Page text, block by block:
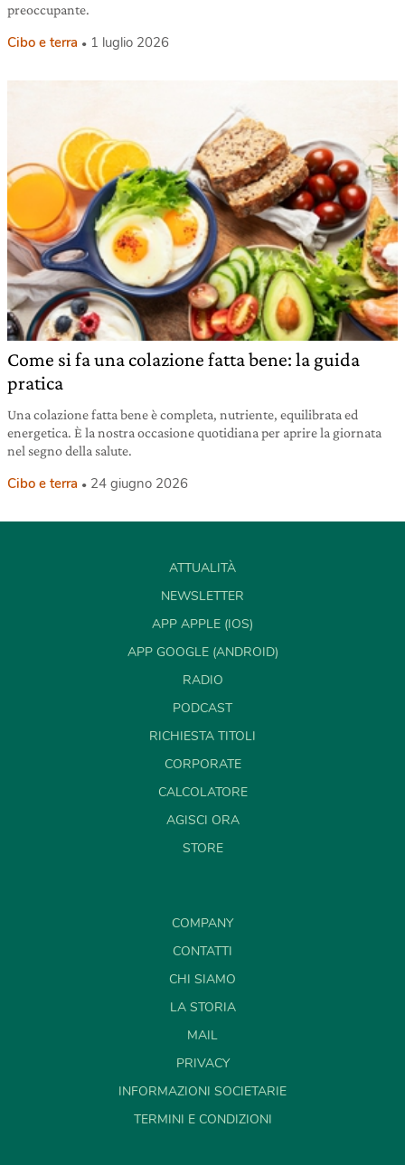
preoccupante.
Cibo e terra 1 luglio 2026
Come si fa una colazione fatta bene: la guida
pratica
Una colazione fatta bene è completa, nutriente, equilibrata ed
energetica. È la nostra occasione quotidiana per aprire la giornata
nel segno della salute.
Cibo e terra 24 giugno 2026
ATTUALITÀ
NEWSLETTER
APP APPLE (IOS)
APP GOOGLE (ANDROID)
RADIO
PODCAST
RICHIESTA TITOLI
CORPORATE
CALCOLATORE
AGISCI ORA
STORE
COMPANY
CONTATTI
CHI SIAMO
LA STORIA
MAIL
PRIVACY
INFORMAZIONI SOCIETARIE
TERMINI E CONDIZIONI